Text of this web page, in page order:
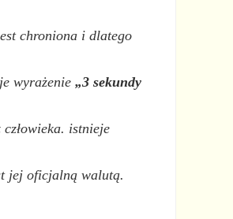
chroniona i dlatego
wyrażenie „3 sekundy
istnieje
jej oficjalną walutą.